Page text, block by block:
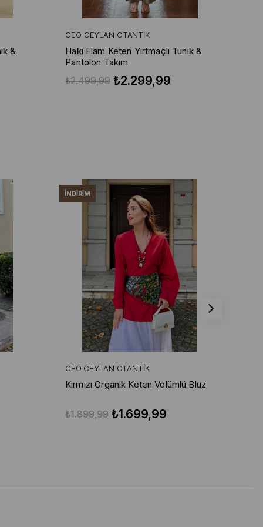
&
CEO CEYLAN OTANTIK
Haki Flam Keten Yırtmaçlı Tunik &
Pantolon Takım
₺2.299,99
₺2.499,99
CEO CEYLAN OTANTIK
Kırmızı Organik Keten Volümlü Bluz
₺1.699,99
₺1.899,99
İNDIRIM